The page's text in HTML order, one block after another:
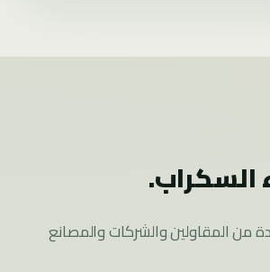
السكراب.
من المقاولين والشركات والمصانع